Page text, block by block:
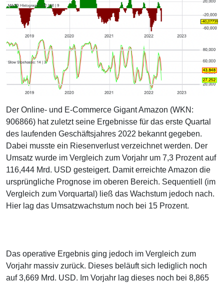
Der Online- und E-Commerce Gigant Amazon (WKN:
906866) hat zuletzt seine Ergebnisse für das erste Quartal
des laufenden Geschäftsjahres 2022 bekannt gegeben.
Dabei musste ein Riesenverlust verzeichnet werden. Der
Umsatz wurde im Vergleich zum Vorjahr um 7,3 Prozent auf
116,444 Mrd. USD gesteigert. Damit erreichte Amazon die
ursprüngliche Prognose im oberen Bereich. Sequentiell (im
Vergleich zum Vorquartal) ließ das Wachstum jedoch nach.
Hier lag das Umsatzwachstum noch bei 15 Prozent.
Das operative Ergebnis ging jedoch im Vergleich zum
Vorjahr massiv zurück. Dieses beläuft sich lediglich noch
auf 3,669 Mrd. USD. Im Vorjahr lag dieses noch bei 8,865